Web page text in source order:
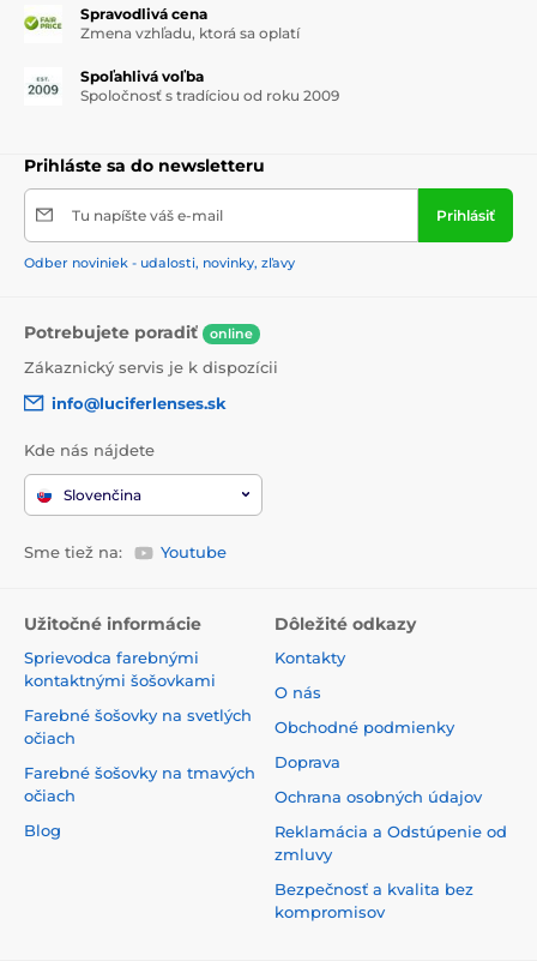
Spravodlivá cena
Zmena vzhľadu, ktorá sa oplatí
Spoľahlivá voľba
Spoločnosť s tradíciou od roku 2009
Prihláste sa do newsletteru
Tu napíšte váš e-mail Prihlásiť
Odber noviniek - udalosti, novinky, zľavy
Potrebujete poradiť online
Zákaznický servis je k dispozícii
info@luciferlenses.sk
Kde nás nájdete
Slovenčina
Sme tiež na: Youtube
Užitočné informácie
Sprievodca farebnými
kontaktnými šošovkami
Farebné šošovky na svetlých
očiach
Farebné šošovky na tmavých
očiach
Blog
Dôležité odkazy
Kontakty
O nás
Obchodné podmienky
Doprava
Ochrana osobných údajov
Reklamácia a Odstúpenie od
zmluvy
Bezpečnosť a kvalita bez
kompromisov